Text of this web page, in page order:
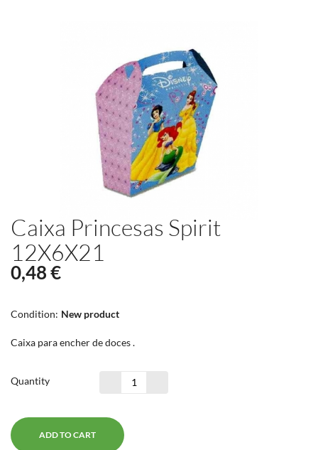
Caixa Princesas Spirit
12X6X21
0,48 €
Condition: New product
Caixa para encher de doces .
Quantity
ADD TO CART